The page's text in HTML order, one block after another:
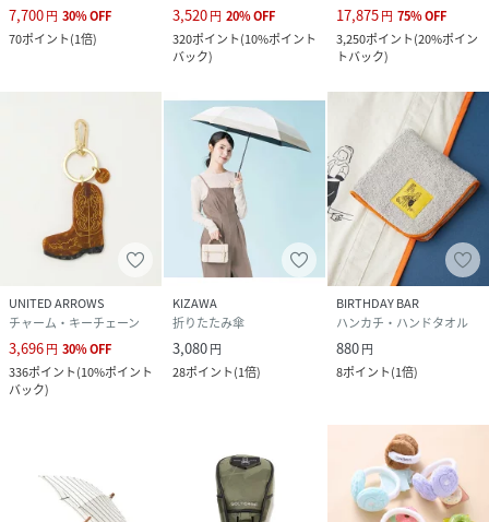
7,700円 30%OFF
70ポイント(1倍)
3,520円 20%OFF
320ポイント(10%ポイント
バック)
17,875円 75%OFF
3,250ポイント(20%ポイン
トバック)
UNITED ARROWS
チャーム・キーチェーン
3,696円 30%OFF
336ポイント(10%ポイント
バック)
KIZAWA
折りたたみ傘
3,080円
28ポイント(1倍)
BIRTHDAY BAR
ハンカチ・ハンドタオル
880円
8ポイント(1倍)